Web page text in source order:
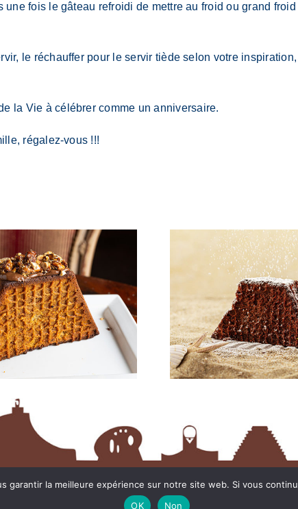
fois le gâteau refroidi de mettre au froid ou grand
le réchauffer pour le servir tiède selon votre
la Vie à célébrer comme un anniversaire.
régalez-vous !!!
garantir la meilleure expérience sur notre site web. Si vous
OK
Non